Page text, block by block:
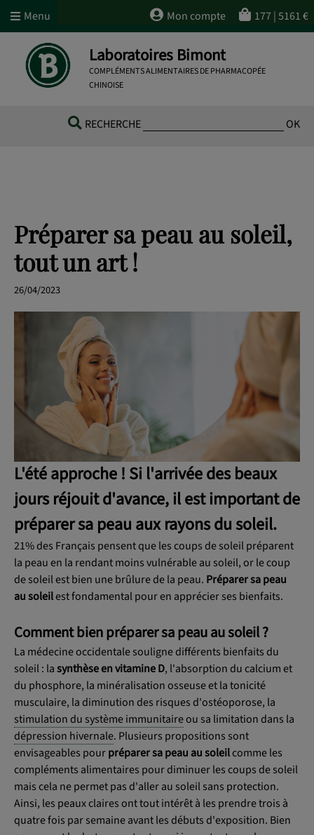
Laboratoires Bimont
COMPLÉMENTS ALIMENTAIRES DE PHARMACOPÉE
CHINOISE
RECHERCHE OK
Préparer sa peau au soleil,
tout un art !
26/04/2023
L'été approche ! Si l'arrivée des beaux
jours réjouit d'avance, il est important de
préparer sa peau aux rayons du soleil.
21% des Français pensent que les coups de soleil préparent
la peau en la rendant moins vulnérable au soleil, or le coup
de soleil est bien une brûlure de la peau. Préparer sa peau
au soleilest fondamental pour en apprécier ses bienfaits.
Comment bien préparer sa peau au soleil ?
La médecine occidentale souligne différents bienfaits du
soleil : lasynthèse en vitamine D, l'absorption du calcium et
du phosphore, la minéralisation osseuse et la tonicité
musculaire, la diminution des risques d'ostéoporose, la
stimulation du système immunitaireou sa limitation dans la
dépression hivernale. Plusieurs propositions sont
envisageables pourpréparer sa peau au soleilcomme les
compléments alimentaires pour diminuer les coups de soleil
mais cela ne permet pas d'aller au soleil sans protection.
Ainsi, les peaux claires ont tout intérêt à les prendre trois à
quatre fois par semaine avant les débuts d'exposition. Bien
Menu Mon compte 177|5161€